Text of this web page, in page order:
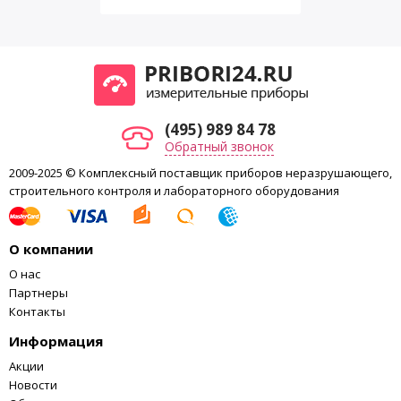
(495) 989 84 78
Обратный звонок
2009-2025 © Комплексный поставщик приборов неразрушающего,
строительного контроля и лабораторного оборудования
О компании
О нас
Партнеры
Контакты
Информация
Акции
Новости